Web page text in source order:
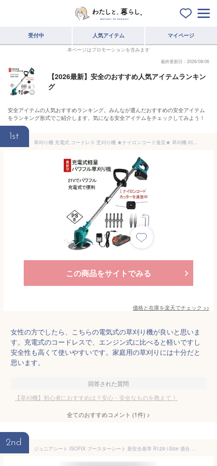
受付中 人気アイテム マイページ
本ページはプロモーションを含みます
最終更新日：2026/08/06
【2026最新】安全のおすすめ人気アイテムランキン
グ
安全アイテムの人気おすすめランキング。みんなが選んだおすすめの安全アイテム
をランキング形式でご紹介します。気になる安全アイテムをチェックしてみよう！
1st
草刈り機 充電式 コードレス 芝刈り機 ★ナイロンコード進呈★ 草刈機 刈払機 電動 除草 軽量 庭 園芸 雑草 充電 軽量 安全 無線 替刃4種類 角度調整 バッテリー 充電器 付 送料無料 PSE認証 【12V草刈り機か21V草刈り機】
この商品をサイトでみる
価格と在庫を楽天でチェック >>
女性の方でしたら、こちらの電気式の草刈り機が良いと思いま
す。充電式のコードレスで、エンジン式に比べると軽いですし
安全性も高くて使いやすいです。家庭用の草刈りには十分だと
思います。
回答された質問
【草刈機】初心者におすすめは？安心・安全なものを教えて！
全てのおすすめコメント (1件) >
2nd
ジュニアシート ISOFIX ブースターシート 新安全基準 R129 i-Size 適合 チャイルドシート 送料無料 取り付け簡単 キッズ 子供 車 軽量 自動車 キッズシート 洗えるカバー Cozy N Safe ASTRA i-Size